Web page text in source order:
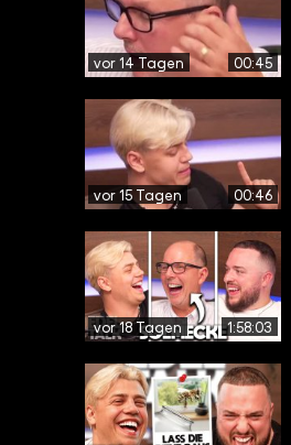
vor 14 Tagen 00:45
vor 15 Tagen 00:46
vor 18 Tagen 1:58:03